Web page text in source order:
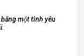
bằng một tình yêu